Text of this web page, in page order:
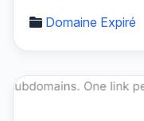
Domaine Expiré